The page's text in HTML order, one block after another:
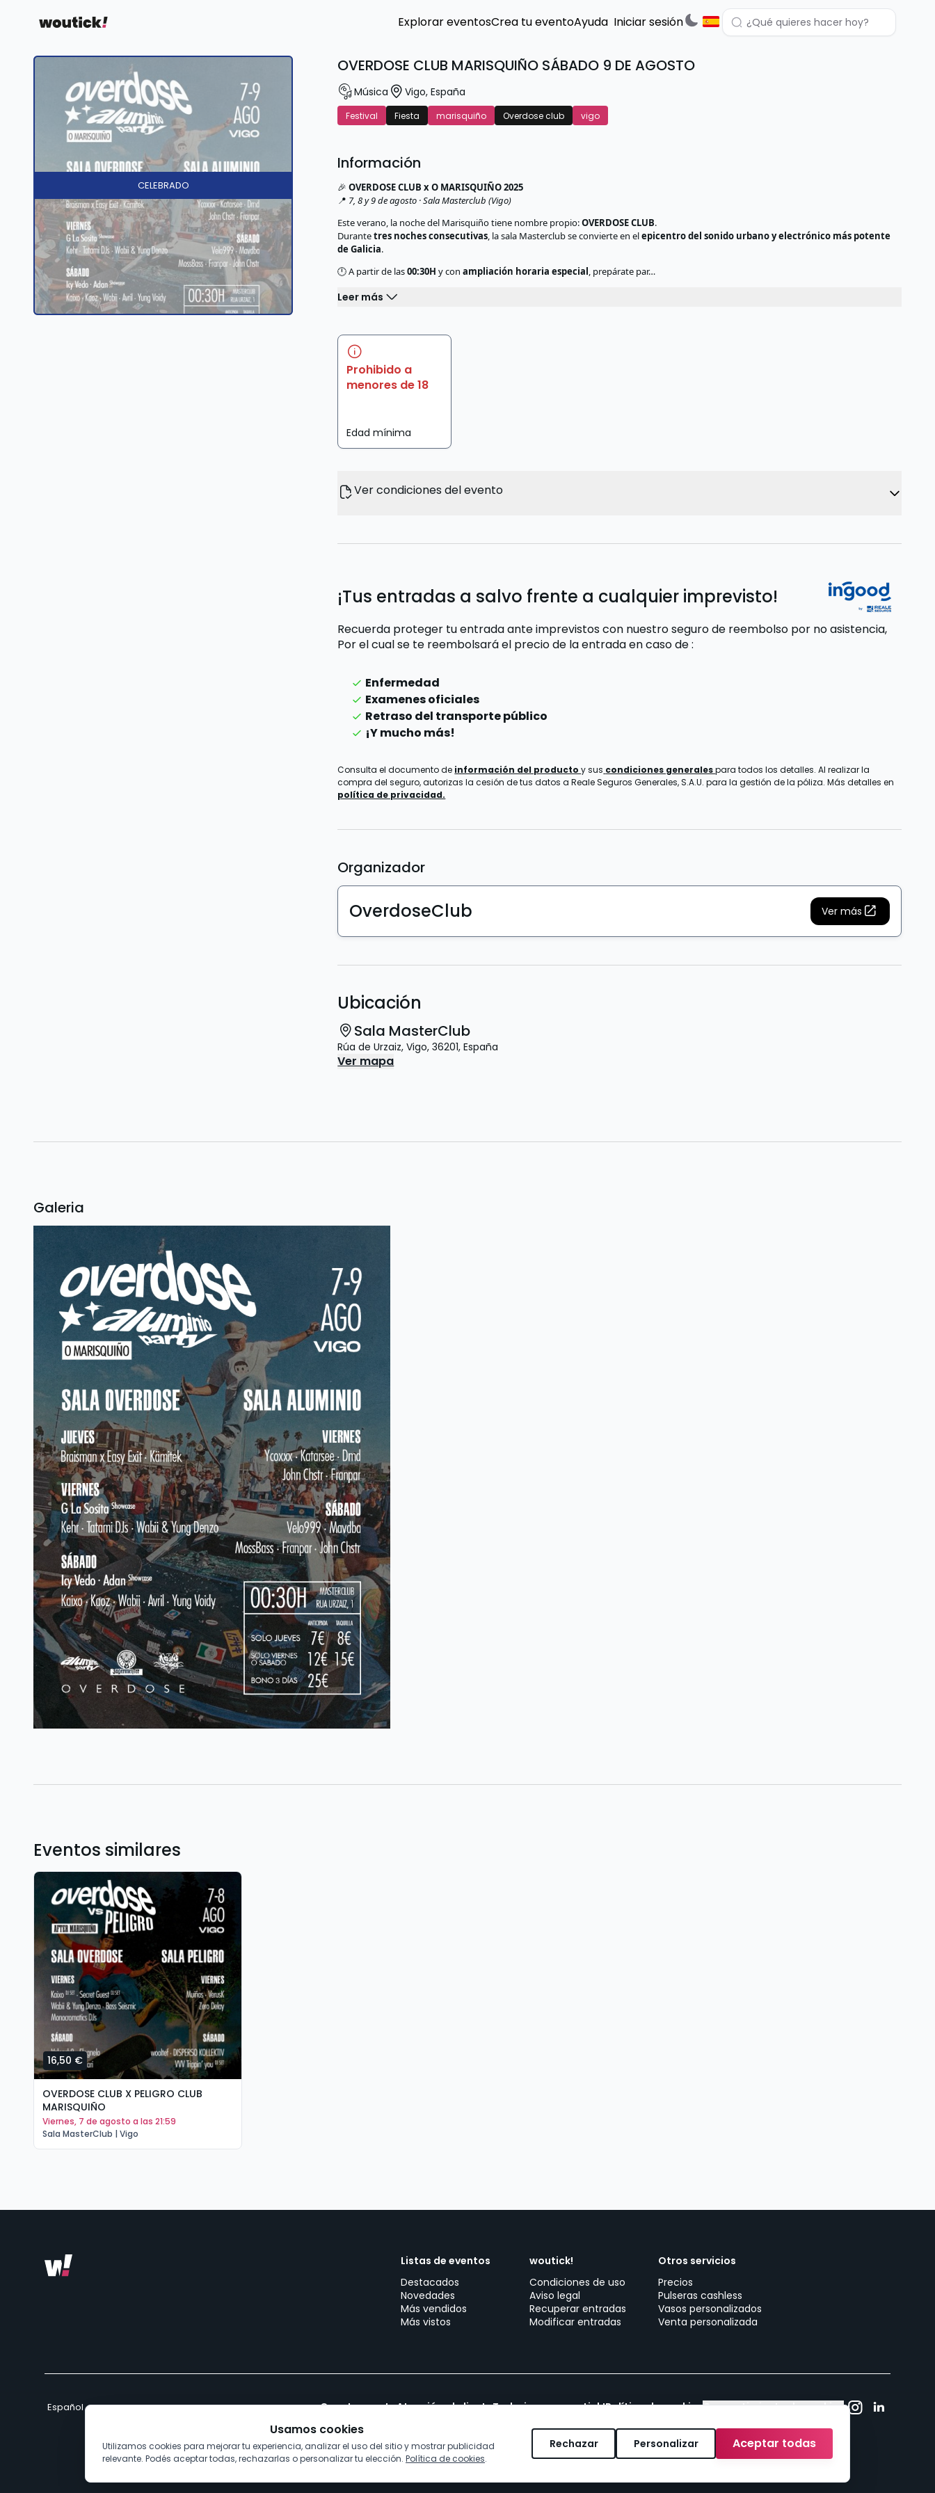
Explorar eventosCrea tu eventoAyuda Iniciar sesión
CELEBRADO
OVERDOSE CLUB MARISQUIÑO SÁBADO 9 DE AGOSTO
Música Vigo, España
Festival Fiesta marisquiño Overdose club vigo
Información
🎉OVERDOSE CLUB x O MARISQUIÑO 2025
📍 7, 8 y 9 de agosto · Sala Masterclub (Vigo)
Este verano, la noche del Marisquiño tiene nombre propio:OVERDOSE CLUB.
Durantetres noches consecutivas, la sala Masterclub se convierte en elepicentro del sonido urbano y electrónico más potente
de Galicia.
🕛 A partir de las00:30H y conampliación horaria especial, prepárate par…
Leer más
Prohibido a
menores de 18
Edad mínima
Ver condiciones del evento
¡Tus entradas a salvo frente a cualquier imprevisto!
Recuerda proteger tu entrada ante imprevistos con nuestro seguro de reembolso por no asistencia,
Por el cual se te reembolsará el precio de la entradaen caso de:
Enfermedad
Examenes oficiales
Retraso del transporte público
¡Y mucho más!
Consulta el documento de información del productoy sus condiciones generalespara todos los detalles. Al realizar la
compra del seguro, autorizas la cesión de tus datos a Reale Seguros Generales, S.A.U. para la gestión de la póliza. Más detalles en
política de privacidad.
Organizador
OverdoseClub Ver más
Ubicación
Sala MasterClub
Rúa de Urzaiz, Vigo, 36201, España
Ver mapa
Galeria
Eventos similares
16,50 €
OVERDOSE CLUB X PELIGRO CLUB
MARISQUIÑO
viernes, 7 de agosto a las 21:59
Sala MasterClub | Vigo
Listas de eventos
Destacados
Novedades
Más vendidos
Más vistos
woutick!
Condiciones de uso
Aviso legal
Recuperar entradas
Modificar entradas
Otros servicios
Precios
Pulseras cashless
Vasos personalizados
Venta personalizada
Crea tu eventoAtención al clienteTrabajar con woutick!Política de cookiesConsentimiento de cookies
Usamos cookies
Utilizamos cookies para mejorar tu experiencia, analizar el uso del sitio y mostrar publicidad
relevante. Podés aceptar todas, rechazarlas o personalizar tu elección. Política de cookies.
Rechazar Personalizar Aceptar todas